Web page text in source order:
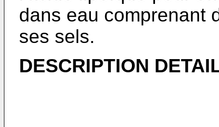
dans eau comprenant
ses sels.
DESCRIPTION